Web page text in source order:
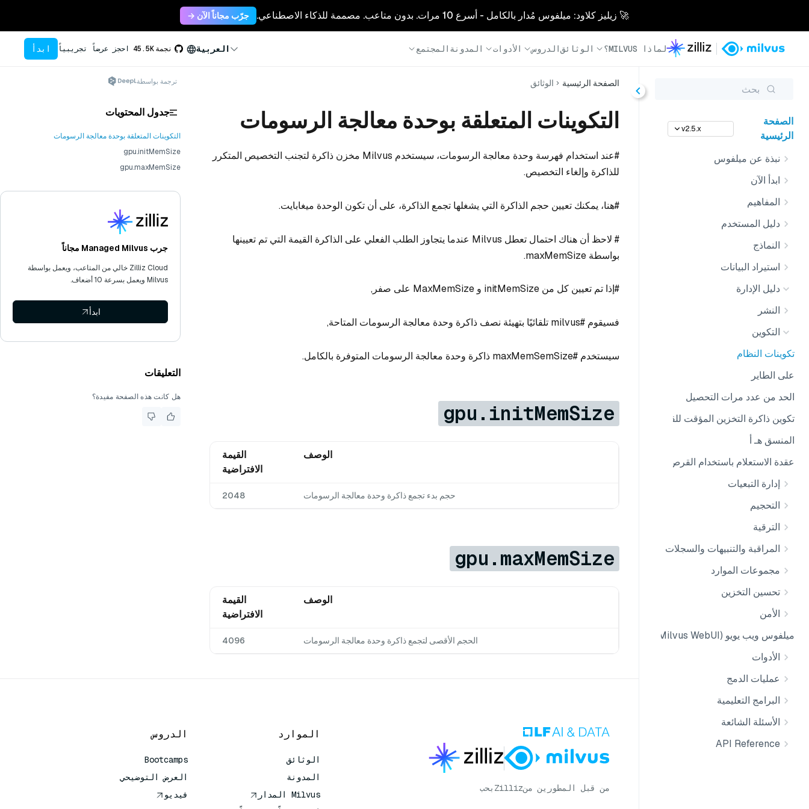
🚀 زيليز كلاود: ميلفوس مُدار بالكامل - أسرع 10 مرات. بدون متاعب. مصممة للذكاء الاصطناعي. جرّب مجاناً الآن →
لماذا MILVUS؟ الوثائقالدروس الأدوات المدونة المجتمع العربية نجمة45.5K احجز عرضاً تجريبياً ابدأ
بحث
الصفحة
الرئيسية
v2.5.x
نبذة عن ميلفوس
ابدأ الآن
المفاهيم
دليل المستخدم
النماذج
استيراد البيانات
دليل الإدارة
النشر
التكوين
تكوينات النظام
على الطاير
الحد من عدد مرات التحصيل
تكوين ذاكرة التخزين المؤقت للقطع المقطوعة
المنسق هـ أ
عقدة الاستعلام باستخدام القرص المحلي
إدارة التبعيات
التحجيم
الترقية
المراقبة والتنبيهات والسجلات
مجموعات الموارد
تحسين التخزين
الأمن
ميلفوس ويب يويو (Milvus WebUI)
الأدوات
عمليات الدمج
البرامج التعليمية
الأسئلة الشائعة
API Reference
الصفحة الرئيسية الوثائق
التكوينات المتعلقة بوحدة معالجة الرسومات
#عند استخدام فهرسة وحدة معالجة الرسومات، سيستخدم Milvus مخزن ذاكرة لتجنب التخصيص المتكرر
للذاكرة وإلغاء التخصيص.
#هنا، يمكنك تعيين حجم الذاكرة التي يشغلها تجمع الذاكرة، على أن تكون الوحدة ميغابايت.
# لاحظ أن هناك احتمال تعطل Milvus عندما يتجاوز الطلب الفعلي على الذاكرة القيمة التي تم تعيينها
بواسطة maxMemSize.
#إذا تم تعيين كل من initMemSize و MaxMemSize على صفر,
فسيقوم #milvus تلقائيًا بتهيئة نصف ذاكرة وحدة معالجة الرسومات المتاحة,
سيستخدم #maxMemSemSize ذاكرة وحدة معالجة الرسومات المتوفرة بالكامل.
gpu.initMemSize
الوصف
القيمة
الافتراضية
حجم بدء تجمع ذاكرة وحدة معالجة الرسومات 2048
gpu.maxMemSize
الوصف
القيمة
الافتراضية
الحجم الأقصى لتجمع ذاكرة وحدة معالجة الرسومات 4096
ترجمة بواسطة
جدول المحتويات
التكوينات المتعلقة بوحدة معالجة الرسومات
gpu.initMemSize
gpu.maxMemSize
جرب Managed Milvus مجاناً
Zilliz Cloud خالي من المتاعب، ويعمل بواسطة
Milvus ويعمل بسرعة 10 أضعاف.
ابدأ
التعليقات
هل كانت هذه الصفحة مفيدة؟
من قبل المطورين منZilliz بحب
الموارد
الوثائق
المدونة
Milvus المدار
الدروس
Bootcamps
العرض التوضيحي
فيديو